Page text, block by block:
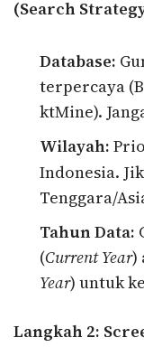
(Search
Database:
terpercaya
ktMine).
Wilayah:
Indonesia.
Tenggara/
Tahun Data:
(Current Year)
Year) untuk
Langkah 2: